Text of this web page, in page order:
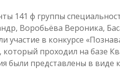
141 ф группы
Воробьёва Вероника,
участие в конкурсе
который проходил на базе
были представлены в виде